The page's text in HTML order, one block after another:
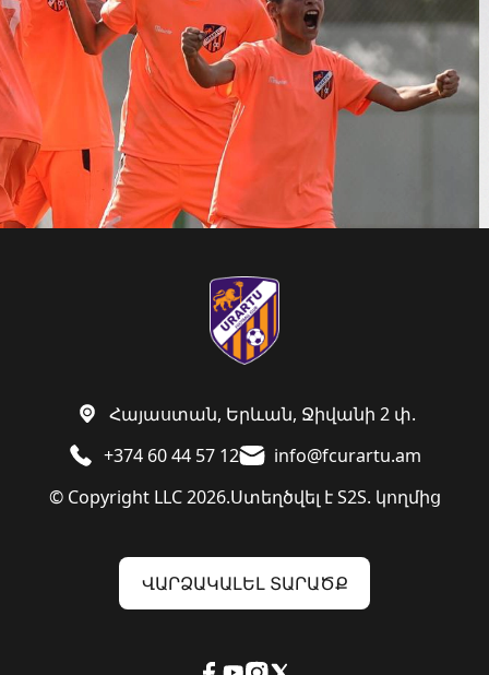
© Copyright LLC 2026.Ստեղծվել էS2S. կողմից
+374 60 44 57 12 info@fcurartu.am
Հայաստան, Երևան, Ջիվանի 2 փ.
ՎԱՐՁԱԿԱԼԵԼ ՏԱՐԱԾՔ